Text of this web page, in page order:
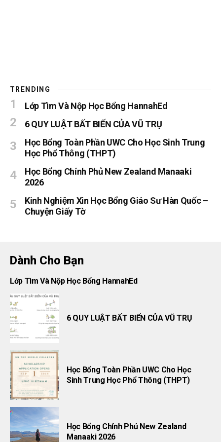
TRENDING
Lớp Tìm Và Nộp Học Bổng HannahEd
6 QUY LUẬT BẤT BIẾN CỦA VŨ TRỤ
Học Bổng Toàn Phần UWC Cho Học Sinh Trung
Học Phổ Thông (THPT)
Học Bổng Chính Phủ New Zealand Manaaki
2026
Kinh Nghiệm Xin Học Bổng Giáo Sư Hàn Quốc –
Chuyện Giấy Tờ
Dành Cho Bạn
Lớp Tìm Và Nộp Học Bổng HannahEd
6 QUY LUẬT BẤT BIẾN CỦA VŨ TRỤ
Học Bổng Toàn Phần UWC Cho Học
Sinh Trung Học Phổ Thông (THPT)
Học Bổng Chính Phủ New Zealand
Manaaki 2026